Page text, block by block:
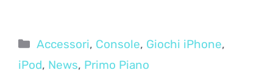
Categorie
Accessori, Console, Giochi iPhone,
iPod, News, Primo Piano